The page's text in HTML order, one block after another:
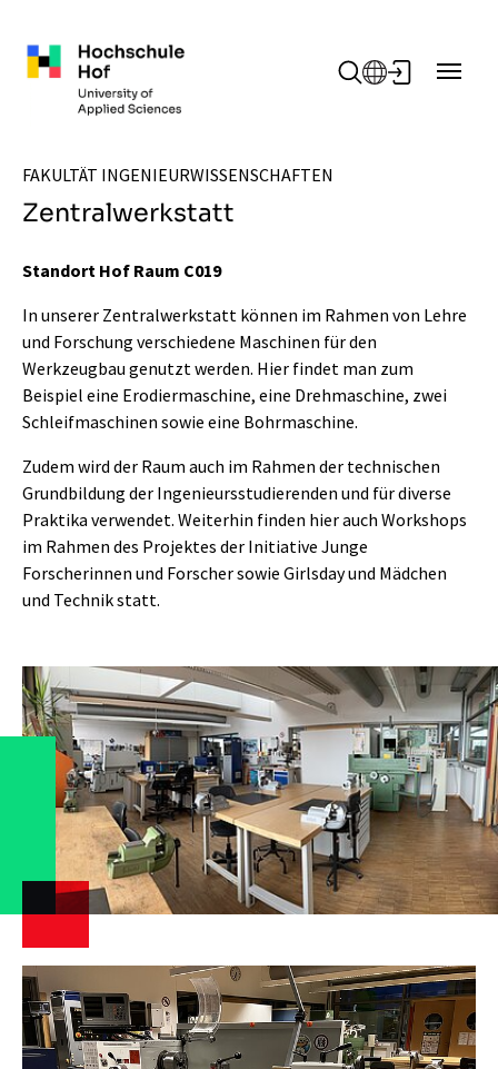
FAKULTÄT INGENIEURWISSENSCHAFTEN
Zentralwerkstatt
Standort Hof Raum C019
In unserer Zentralwerkstatt können im Rahmen von Lehre
und Forschung verschiedene Maschinen für den
Werkzeugbau genutzt werden. Hier findet man zum
Beispiel eine Erodiermaschine, eine Drehmaschine, zwei
Schleifmaschinen sowie eine Bohrmaschine.
Zudem wird der Raum auch im Rahmen der technischen
Grundbildung der Ingenieursstudierenden und für diverse
Praktika verwendet. Weiterhin finden hier auch Workshops
im Rahmen des Projektes der Initiative Junge
Forscherinnen und Forscher sowie Girlsday und Mädchen
und Technik statt.